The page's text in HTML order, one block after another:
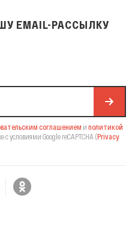
EMAIL-РАССЫЛКУ
соглашением и политикой
с условиями Google reCAPTCHA (Privacy